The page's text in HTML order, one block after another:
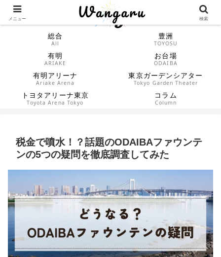
総合
All
豊洲
TOYOSU
有明
ARIAKE
お台場
ODAIBA
有明アリーナ
Ariake Arena
東京ガーデンシアター
Tokyo Garden Theater
トヨタアリーナ東京
Toyota Arena Tokyo
コラム
Column
税金で噴水！？話題のODAIBAファウンテ
ンの5つの疑問を徹底調査してみた
メニュー 検索